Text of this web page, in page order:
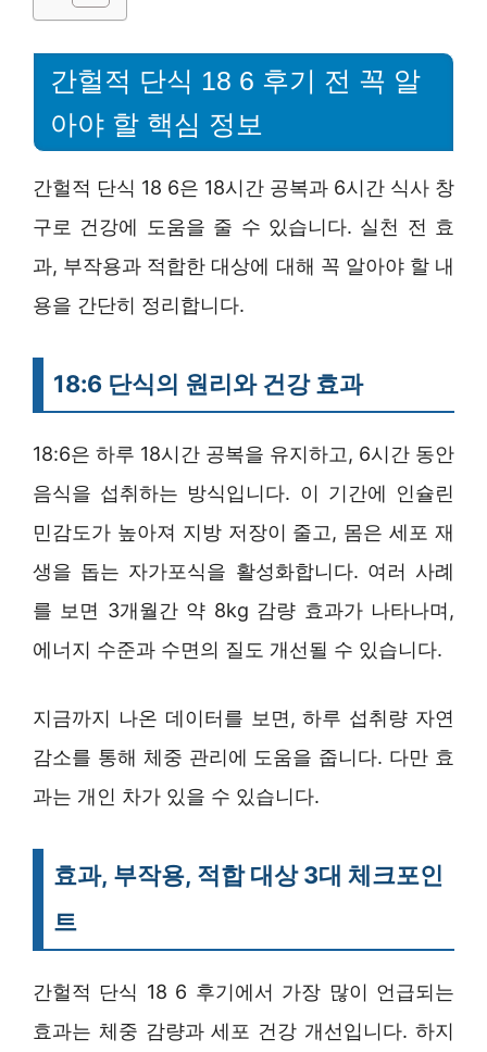
간헐적 단식 18 6 후기 전 꼭 알
아야 할 핵심 정보
간헐적 단식 18 6은 18시간 공복과 6시간 식사 창
구로 건강에 도움을 줄 수 있습니다. 실천 전 효
과, 부작용과 적합한 대상에 대해 꼭 알아야 할 내
용을 간단히 정리합니다.
18:6 단식의 원리와 건강 효과
18:6은 하루 18시간 공복을 유지하고, 6시간 동안
음식을 섭취하는 방식입니다. 이 기간에 인슐린
민감도가 높아져 지방 저장이 줄고, 몸은 세포 재
생을 돕는 자가포식을 활성화합니다. 여러 사례
를 보면 3개월간 약 8kg 감량 효과가 나타나며,
에너지 수준과 수면의 질도 개선될 수 있습니다.
지금까지 나온 데이터를 보면, 하루 섭취량 자연
감소를 통해 체중 관리에 도움을 줍니다. 다만 효
과는 개인 차가 있을 수 있습니다.
효과, 부작용, 적합 대상 3대 체크포인
트
간헐적 단식 18 6 후기에서 가장 많이 언급되는
효과는 체중 감량과 세포 건강 개선입니다. 하지